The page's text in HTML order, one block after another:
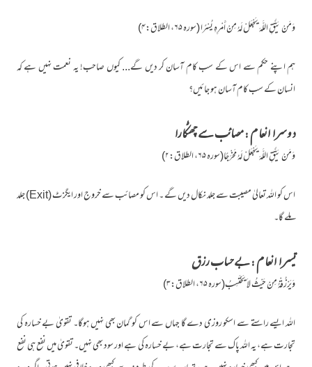
وَمَنْ يَتَّقِ اللَّهَ يَجْعَلْ لَهُ مِنْ أَمْرِهِ يُسْرًا (سورہ ۶۵، الطلاق:۴)
ہم اپنے حکم سے اس کے سب کام آسان کر دیں گے... کیوں صاحب! یہ نعمت نہیں ہے کہ
انسان کے سب کام آسان ہو جائیں؟
دوسرا انعام : مصائب سے چھٹکارا
وَمَنْ يَتَّقِ اللَّهَ يَجْعَلْ لَهُ مَخْرَجًا(سورہ ۶۵، الطلاق:۲)
اس کو اللہ تعالیٰ مصیبت سے جلد نکال دیں گے ۔ اس کو مصائب سے خروج اور ایگزٹ (Exit) جلد
ملے گا۔
تیسرا انعام : بے حساب رزق
وَيَرْزُقْهُ مِنْ حَيْثُ لاَ يَحْتَسِبُ(سورہ ۶۵، الطلاق:۳)
اللہ ایسے راستے سے اسکو روزی دے گا جہاں سے اس کو گمان بھی نہیں ہوگا۔ تقویٰ بے خسارہ کی
تجارت ہے، یہ اللہ پاک سے تجارت ہے، بے خسارہ کی ہے اور سود بھی نہیں۔ تقویٰ میں نفع ہی نفع